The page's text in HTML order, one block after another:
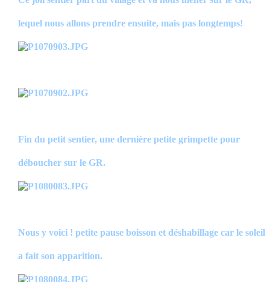
lequel nous allons prendre ensuite, mais pas longtemps!
Fin du petit sentier, une dernière petite grimpette pour
déboucher sur le GR.
Nous y voici ! petite pause boisson et déshabillage car le soleil
a fait son apparition.